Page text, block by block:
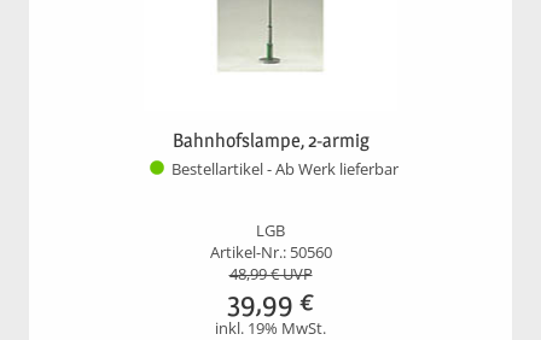
Bahnhofslampe, 2-armig
Bestellartikel - Ab Werk lieferbar
LGB
Artikel-Nr.: 50560
48,99€ UVP
39,99 €
inkl. 19% MwSt.